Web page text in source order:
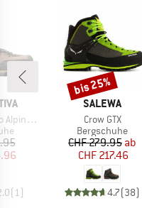
GTX
Preis
(1 )
MARKE
SALEWA
Artikel
Crow GTX
Produktgruppe
Bergschuhe
Preis
CHF 279.95 ab
CHF 217.46
4.7(38)
Rabatt
bis 25%